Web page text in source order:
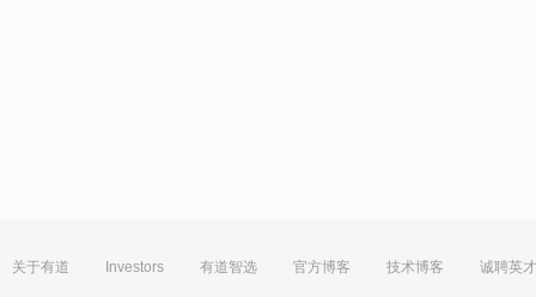
关于有道 Investors 有道智选 官方博客 技术博客 诚聘英才